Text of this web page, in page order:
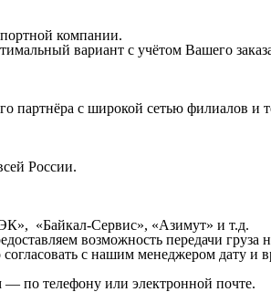
компании.
вариант с учётом Вашего
партнёра с широкой сетью филиалов и
России.
«Байкал-Сервис», «Азимут» и т.д.
возможность передачи груза
с нашим менеджером дату и
по телефону или электронной почте.